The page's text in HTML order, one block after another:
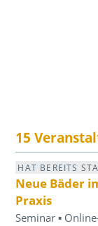
15
HAT BEREITS
Neue Bäder
Praxis
Seminar ▪